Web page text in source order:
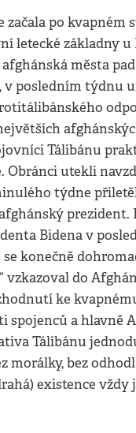
začala po kvapném
letecké základny
města
v posledním týdnu
Tálibánu
Obránci utekli
týdne
prezident.
Bidena v
konečně
vzkazoval do
ke
spojenců a hlavně
Tálibánu
morálky, bez
existence vždy